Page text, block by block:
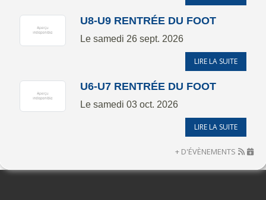
U8-U9 RENTRÉE DU FOOT
Le samedi 26 sept. 2026
LIRE LA SUITE
U6-U7 RENTRÉE DU FOOT
Le samedi 03 oct. 2026
LIRE LA SUITE
+ D'ÉVÈNEMENTS